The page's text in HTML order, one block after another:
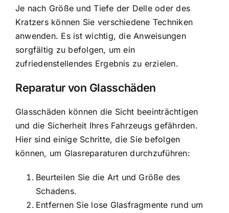
Je nach Größe und Tiefe der Delle oder des
Kratzers können Sie verschiedene Techniken
anwenden. Es ist wichtig, die Anweisungen
sorgfältig zu befolgen, um ein
zufriedenstellendes Ergebnis zu erzielen.
Reparatur von Glasschäden
Glasschäden können die Sicht beeinträchtigen
und die Sicherheit Ihres Fahrzeugs gefährden.
Hier sind einige Schritte, die Sie befolgen
können, um Glasreparaturen durchzuführen:
Beurteilen Sie die Art und Größe des
Schadens.
Entfernen Sie lose Glasfragmente rund um